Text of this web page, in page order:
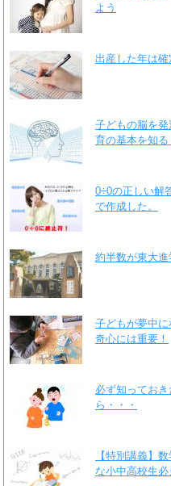
よう
出産した年は確
子どもの脳を
育の基本を知る
0÷0の正しい解
で作成した。
約半数が東大
子どもが夢中
奇心には重要！
必ず知ってお
ら・・・
【特別講義】
な小中高校生必